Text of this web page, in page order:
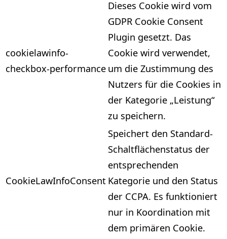
cookielawinfo-
checkbox-performance
Dieses Cookie wird vom
GDPR Cookie Consent
Plugin gesetzt. Das
Cookie wird verwendet,
um die Zustimmung des
Nutzers für die Cookies in
der Kategorie „Leistung“
zu speichern.
CookieLawInfoConsent
Speichert den Standard-
Schaltflächenstatus der
entsprechenden
Kategorie und den Status
der CCPA. Es funktioniert
nur in Koordination mit
dem primären Cookie.